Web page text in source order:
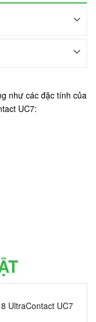
như các đặc tính của
UC7:
UltraContact UC7